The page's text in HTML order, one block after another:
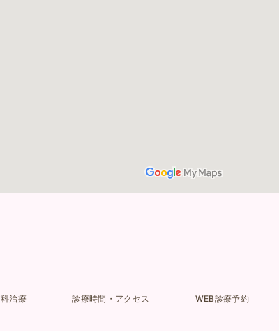
治療 診療時間・アクセス WEB診療予約